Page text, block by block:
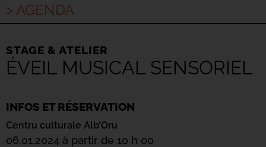
> AGENDA
STAGE & ATELIER
ÉVEIL MUSICAL SENSORIEL
INFOS ET RÉSERVATION
Centru culturale Alb’Oru
06.01.2024 à partir de 10 h 00